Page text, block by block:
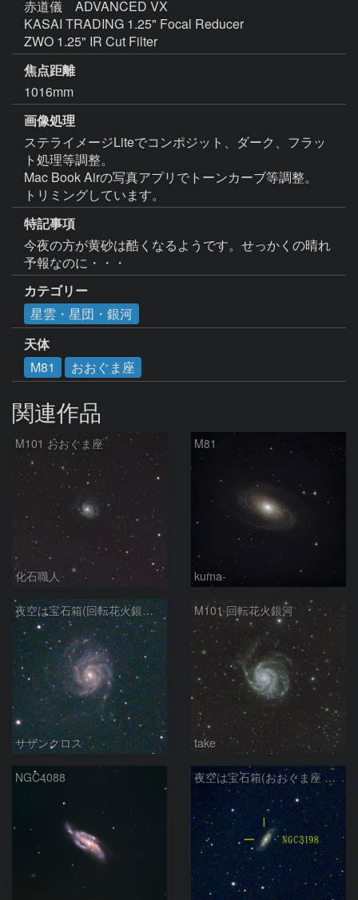
赤道儀　ADVANCED VX
KASAI TRADING 1.25" Focal Reducer
ZWO 1.25" IR Cut Filter
焦点距離
1016mm
画像処理
ステライメージLiteでコンポジット、ダーク、フラッ
ト処理等調整。
Mac Book Airの写真アプリでトーンカーブ等調整。
トリミングしています。
特記事項
今夜の方が黄砂は酷くなるようです。せっかくの晴れ
予報なのに・・・
カテゴリー
星雲・星団・銀河
天体
M81
おおぐま座
関連作品
M101 おおぐま座
化石職人
M81
kuma-
夜空は宝石箱(回転花火銀河 M101) Seestar50
サザンクロス
M101 回転花火銀河
take
NGC4088 夜空は宝石箱(おおぐま座 NGC3198) Seestar50